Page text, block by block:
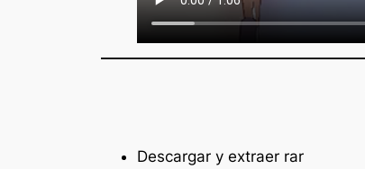
Descargar y extraer rar